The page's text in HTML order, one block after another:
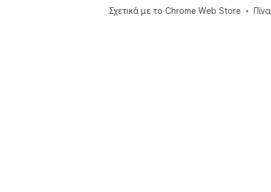
Σχετικά με το Chrome Web Store